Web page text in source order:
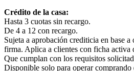
Crédito de la casa:
Hasta 3 cuotas sin recargo.
De 4 a 12 con recargo.
Sujeta a aprobación crediticia en base a
firma. Aplica a clientes con ficha activa
Que cumplan con los requisitos
Disponible solo para operar comprando